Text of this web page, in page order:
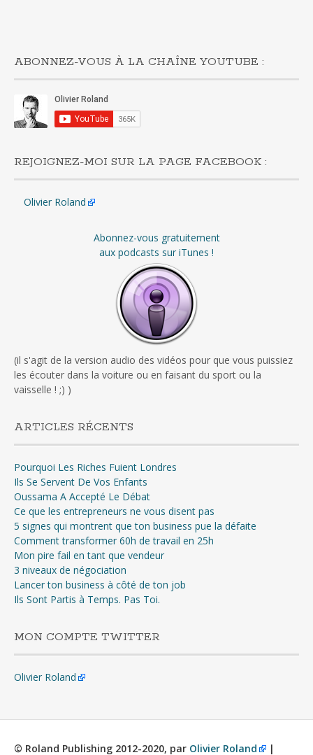
ABONNEZ-VOUS À LA CHAÎNE YOUTUBE :
REJOIGNEZ-MOI SUR LA PAGE FACEBOOK :
Olivier Roland
Abonnez-vous gratuitement
aux podcasts sur iTunes !
(il s'agit de la version audio des vidéos pour que vous puissiez
les écouter dans la voiture ou en faisant du sport ou la
vaisselle ! ;) )
ARTICLES RÉCENTS
Pourquoi Les Riches Fuient Londres
Ils Se Servent De Vos Enfants
Oussama A Accepté Le Débat
Ce que les entrepreneurs ne vous disent pas
5 signes qui montrent que ton business pue la défaite
Comment transformer 60h de travail en 25h
Mon pire fail en tant que vendeur
3 niveaux de négociation
Lancer ton business à côté de ton job
Ils Sont Partis à Temps. Pas Toi.
MON COMPTE TWITTER
Olivier Roland
© Roland Publishing 2012-2020, par Olivier Roland |